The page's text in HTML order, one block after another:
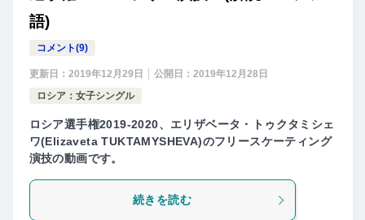
語)
コメント(9)
更新日： 2019年12月29日 公開日： 2019年12月28日
ロシア：女子シングル
ロシア選手権2019-2020、エリザベータ・トゥクタミシェ
ワ(Elizaveta TUKTAMYSHEVA)のフリースケーティング
演技の動画です。
続きを読む